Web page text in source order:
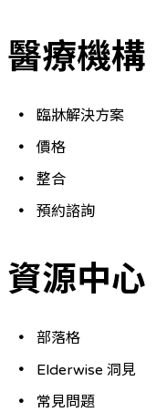
醫療機構
臨牀解決方案
價格
整合
預約諮詢
資源中心
部落格
Elderwise 洞見
常見問題